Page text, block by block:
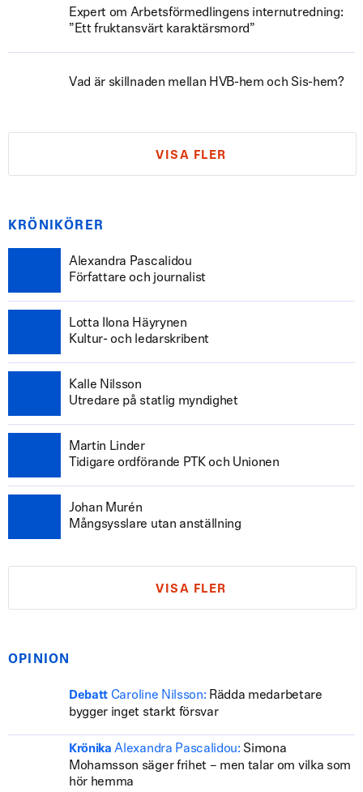
Expert om Arbetsförmedlingens internutredning:
”Ett fruktansvärt karaktärsmord”
Vad är skillnaden mellan HVB-hem och Sis-hem?
VISA FLER
KRÖNIKÖRER
Alexandra Pascalidou
Författare och journalist
Lotta Ilona Häyrynen
Kultur- och ledarskribent
Kalle Nilsson
Utredare på statlig myndighet
Martin Linder
Tidigare ordförande PTK och Unionen
Johan Murén
Mångsysslare utan anställning
VISA FLER
OPINION
Debatt Caroline Nilsson: Rädda medarbetare
bygger inget starkt försvar
Krönika Alexandra Pascalidou: Simona
Mohamsson säger frihet – men talar om vilka som
hör hemma